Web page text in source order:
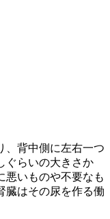
、背中側に左右一つ
ぐらいの大きさか
悪いものや不要なも
臓はその尿を作る働